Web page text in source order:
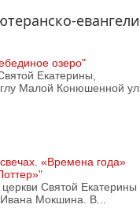
озеро"
Екатерины,
Малой Конюшенной
«Времена года»
Святой Екатерины
Мокшина. В...